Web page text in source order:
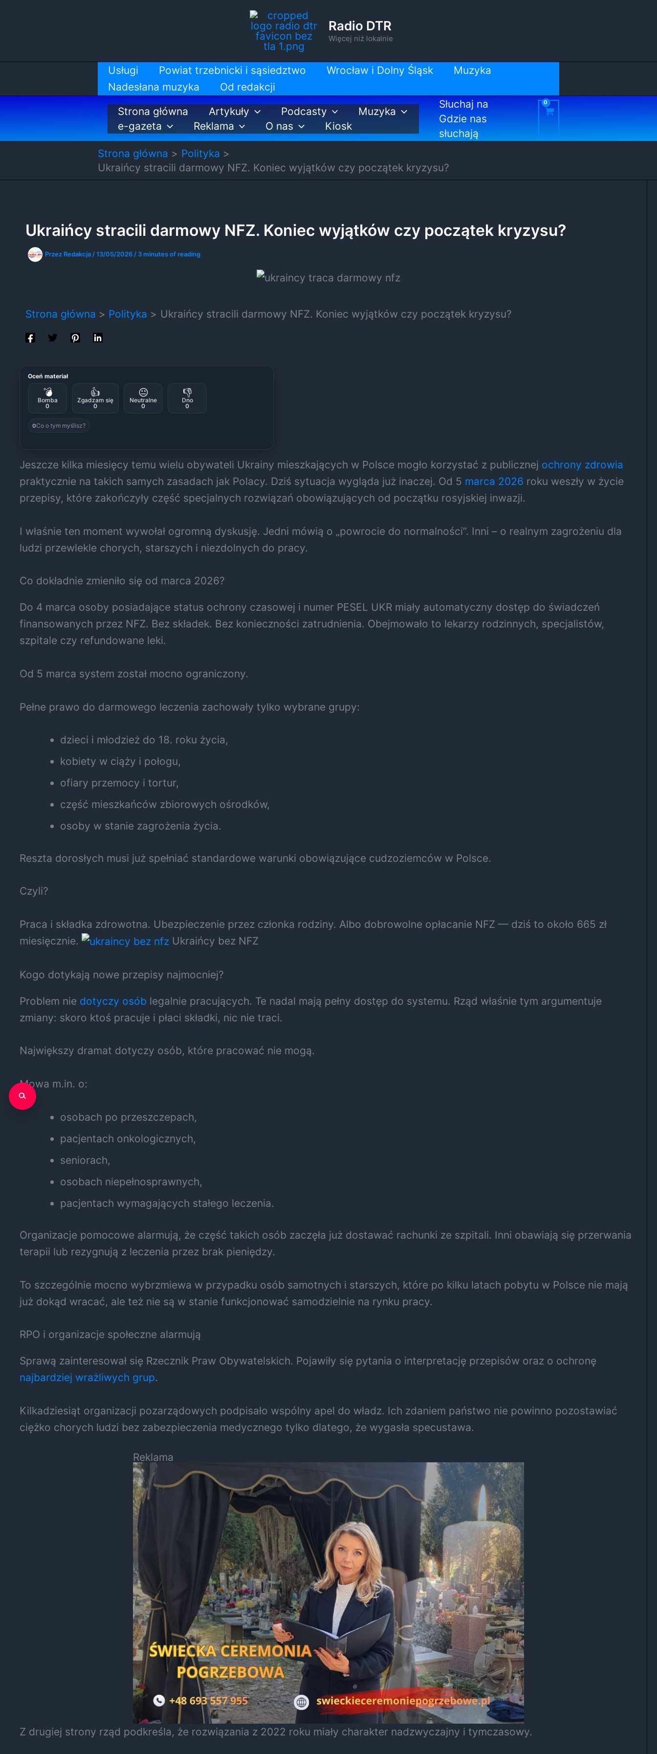
Radio DTR
Więcej niż lokalnie
Usługi Powiat trzebnicki i sąsiedztwo Wrocław i Dolny Śląsk
Muzyka
Nadesłana muzyka
Od redakcji
Strona główna
Artykuły Podcasty
Muzyka
e-gazeta
Reklama O nas Kiosk
Słuchaj na
Gdzie nas
słuchają
Strona główna
Polityka
Ukraińcy stracili darmowy NFZ. Koniec wyjątków czy początek kryzysu?
Ukraińcy stracili darmowy NFZ. Koniec wyjątków czy początek kryzysu?
Przez Redakcja /13/05/2026 / 3 minutes of reading
Strona główna Polityka Ukraińcy stracili darmowy NFZ. Koniec wyjątków czy początek kryzysu?
Oceń materiał
💣
Bomba
0
👍
Zgadzam się
0
😐
Neutralne
0
👎
Dno
0
0Co o tym myślisz?
Jeszcze kilka miesięcy temu wielu obywateli Ukrainy mieszkających w Polsce mogło korzystać z publicznej ochrony zdrowia
praktycznie na takich samych zasadach jak Polacy. Dziś sytuacja wygląda już inaczej. Od 5 marca 2026 roku weszły w życie
przepisy, które zakończyły część specjalnych rozwiązań obowiązujących od początku rosyjskiej inwazji.
I właśnie ten moment wywołał ogromną dyskusję. Jedni mówią o „powrocie do normalności”. Inni – o realnym zagrożeniu dla
ludzi przewlekle chorych, starszych i niezdolnych do pracy.
Co dokładnie zmieniło się od marca 2026?
Do 4 marca osoby posiadające status ochrony czasowej i numer PESEL UKR miały automatyczny dostęp do świadczeń
finansowanych przez NFZ. Bez składek. Bez konieczności zatrudnienia. Obejmowało to lekarzy rodzinnych, specjalistów,
szpitale czy refundowane leki.
Od 5 marca system został mocno ograniczony.
Pełne prawo do darmowego leczenia zachowały tylko wybrane grupy:
dzieci i młodzież do 18. roku życia,
kobiety w ciąży i połogu,
ofiary przemocy i tortur,
część mieszkańców zbiorowych ośrodków,
osoby w stanie zagrożenia życia.
Reszta dorosłych musi już spełniać standardowe warunki obowiązujące cudzoziemców w Polsce.
Czyli?
Praca i składka zdrowotna. Ubezpieczenie przez członka rodziny. Albo dobrowolne opłacanie NFZ — dziś to około 665 zł
miesięcznie.
Ukraińcy bez NFZ
Kogo dotykają nowe przepisy najmocniej?
Problem nie dotyczy osób legalnie pracujących. Te nadal mają pełny dostęp do systemu. Rząd właśnie tym argumentuje
zmiany: skoro ktoś pracuje i płaci składki, nic nie traci.
Największy dramat dotyczy osób, które pracować nie mogą.
Mowa m.in. o:
osobach po przeszczepach,
pacjentach onkologicznych,
seniorach,
osobach niepełnosprawnych,
pacjentach wymagających stałego leczenia.
Organizacje pomocowe alarmują, że część takich osób zaczęła już dostawać rachunki ze szpitali. Inni obawiają się przerwania
terapii lub rezygnują z leczenia przez brak pieniędzy.
To szczególnie mocno wybrzmiewa w przypadku osób samotnych i starszych, które po kilku latach pobytu w Polsce nie mają
już dokąd wracać, ale też nie są w stanie funkcjonować samodzielnie na rynku pracy.
RPO i organizacje społeczne alarmują
Sprawą zainteresował się Rzecznik Praw Obywatelskich. Pojawiły się pytania o interpretację przepisów oraz o ochronę
najbardziej wrażliwych grup.
Kilkadziesiąt organizacji pozarządowych podpisało wspólny apel do władz. Ich zdaniem państwo nie powinno pozostawiać
ciężko chorych ludzi bez zabezpieczenia medycznego tylko dlatego, że wygasła specustawa.
Reklama
Z drugiej strony rząd podkreśla, że rozwiązania z 2022 roku miały charakter nadzwyczajny i tymczasowy.